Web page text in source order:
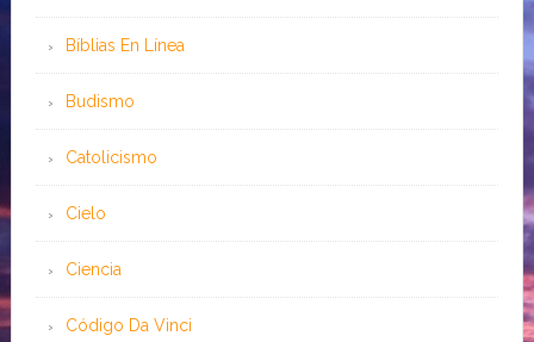
Bíblias En Línea
Budismo
Catolicismo
Cielo
Ciencia
Código Da Vinci